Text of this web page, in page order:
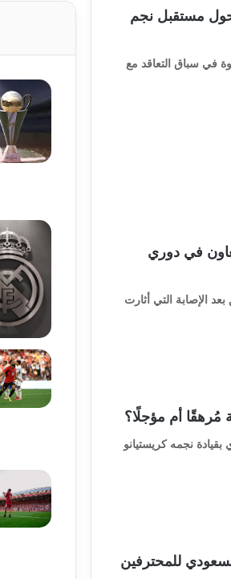
حول مستقبل نجم
في سباق التعاقد مع
في دوري
الإصابة التي أثارت
مُرهقًا أم مؤجلًا؟
نجمه كريستيانو
للمحترفين